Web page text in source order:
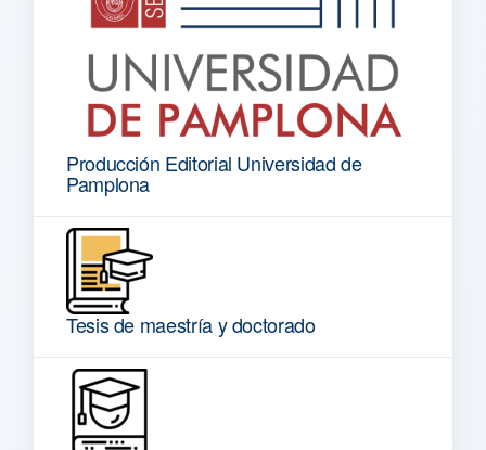
Producción Editorial Universidad de
Pamplona
Tesis de maestría y doctorado